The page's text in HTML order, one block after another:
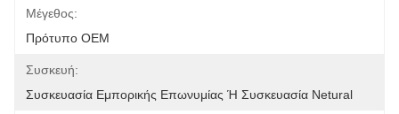
Μέγεθος:
Πρότυπο OEM
Συσκευή:
Συσκευασία Εμπορικής Επωνυμίας Ή Συσκευασία Netural